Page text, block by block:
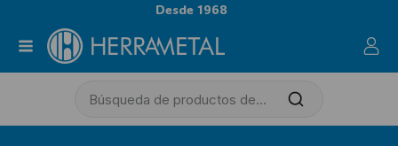
Desde 1968